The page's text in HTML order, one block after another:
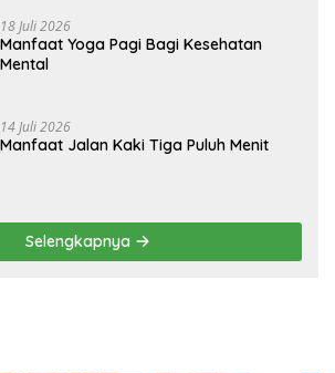
18 Juli 2026
Manfaat Yoga Pagi Bagi Kesehatan
Mental
14 Juli 2026
Manfaat Jalan Kaki Tiga Puluh Menit
Selengkapnya